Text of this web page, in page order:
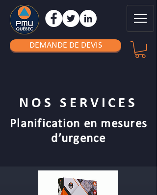
DEMANDE DE DEVIS
NOS SERVICES
Planification en mesures
d’urgence